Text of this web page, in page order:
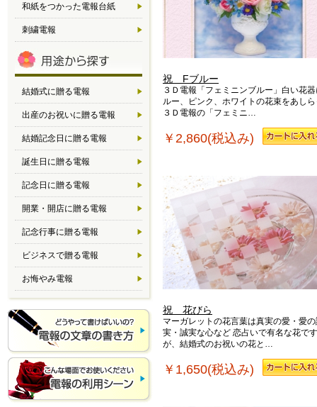
祝 Fブルー
３Ｄ電報「フェミニンブルー」白い花
ルー、ピンク、ホワイトの花束をあし
３Ｄ電報の「フェミニ…
￥2,860(税込み)
祝 花びら
マーガレットの花言葉は真実の愛・愛
実・誠実な心など 恋占いで有名な花です
が、結婚式のお祝いの花と…
￥1,650(税込み)
和紙をつかった電報台紙
刺繍電報
結婚式に贈る電報
出産のお祝いに贈る電報
結婚記念日に贈る電報
誕生日に贈る電報
記念日に贈る電報
開業・開店に贈る電報
記念行事に贈る電報
ビジネスで贈る電報
お悔やみ電報